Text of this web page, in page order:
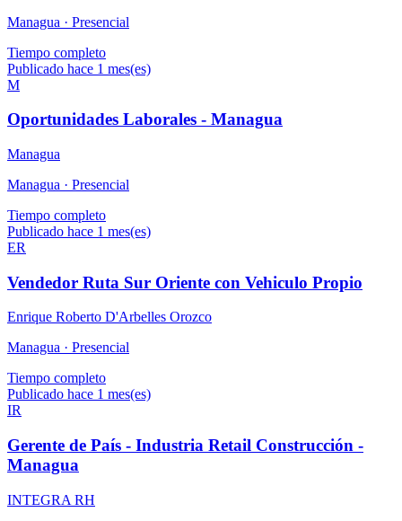
Managua · Presencial
Tiempo completo
Publicado hace 1 mes(es)
M
Oportunidades Laborales - Managua
Managua
Managua · Presencial
Tiempo completo
Publicado hace 1 mes(es)
ER
Vendedor Ruta Sur Oriente con Vehiculo Propio
Enrique Roberto D'Arbelles Orozco
Managua · Presencial
Tiempo completo
Publicado hace 1 mes(es)
IR
Gerente de País - Industria Retail Construcción -
Managua
INTEGRA RH